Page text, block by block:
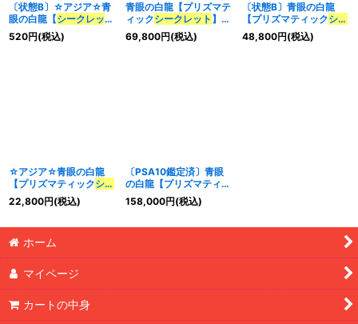
〔状態B〕☆アジア☆青
眼の白龍【シークレッ
ト】{アジア LPST-
JP003}《モンスター》
520円(税込)
青眼の白龍【プリズマテ
ィックシークレット 】
{LPST-JP003 }《モン
スター》
69,800円(税込)
〔状態B〕青眼の白龍
【プリズマティックシー
クレット】{LPST-
JP003}《モンスター》
48,800円(税込)
☆アジア☆青眼の白龍
【プリズマティックシー
クレット】{アジア
LPST-JP003}《モンス
22,800円(税込)
〔PSA10鑑定済〕青眼
の白龍【プリズマティッ
クシークレット】
{LPST-JP003}《モン
158,000円(税込)
ホーム
マイページ
カートの中身